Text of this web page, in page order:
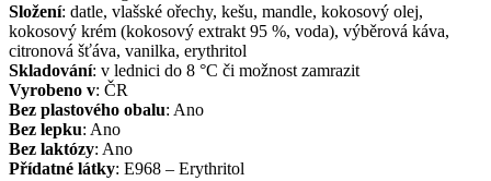
Složení: datle, vlašské ořechy, kešu, mandle, kokosový olej,
kokosový krém (kokosový extrakt 95 %, voda), výběrová káva,
citronová šťáva, vanilka, erythritol
Skladování: v lednici do 8 °C či možnost zamrazit
Vyrobeno v: ČR
Bez plastového obalu: Ano
Bez lepku: Ano
Bez laktózy: Ano
Přídatné látky: E968 – Erythritol